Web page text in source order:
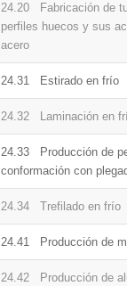
24.20 Fabricación de
perfiles huecos y sus
acero
24.31 Estirado en frío
24.32 Laminación en
24.33 Producción de
conformación con
24.34 Trefilado en frío
24.41 Producción de
24.42 Producción de